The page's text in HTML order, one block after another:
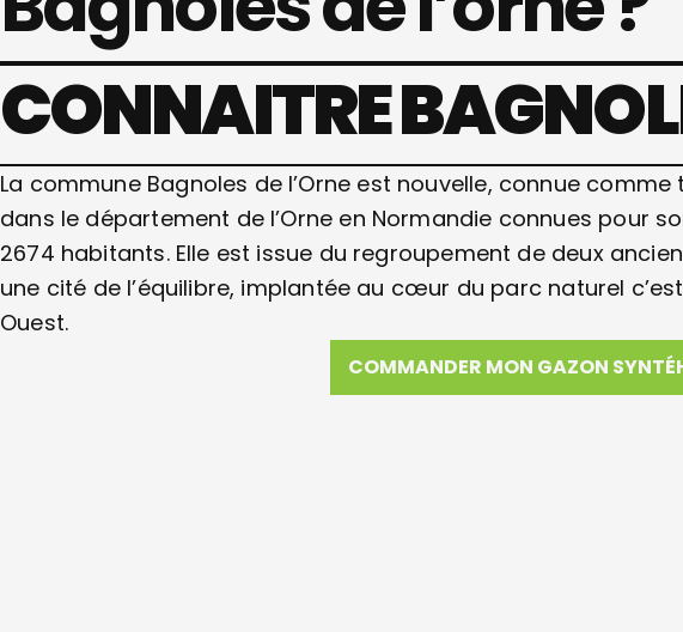
CONNAITRE
La commune Bagnoles de l’Orne est nouvelle, connue
dans le département de l’Orne en Normandie connues pour
2674 habitants. Elle est issue du regroupement de deux
une cité de l’équilibre, implantée au cœur du parc naturel
Ouest.
COMMANDER MON GAZON